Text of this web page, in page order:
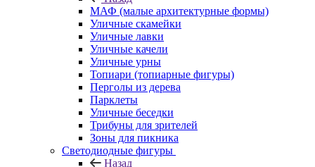
МАФ (малые архитектурные формы)
Уличные скамейки
Уличные лавки
Уличные качели
Уличные урны
Топиари (топиарные фигуры)
Перголы из дерева
Парклеты
Уличные беседки
Трибуны для зрителей
Зоны для пикника
Светодиодные фигуры
Назад